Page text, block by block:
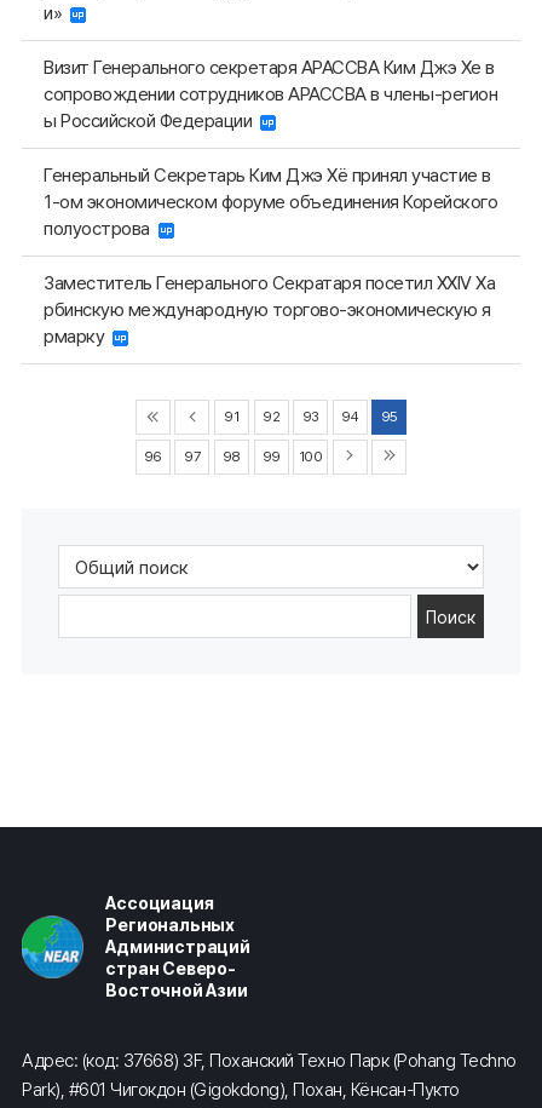
и»
Визит Генерального секретаря АРАССВА Ким Джэ Хе в
сопровождении сотрудников АРАССВА в члены-регион
ы Российской Федерации
Генеральный Секретарь Ким Джэ Хё принял участие в
1-ом экономическом форуме объединения Корейского
полуострова
Заместитель Генерального Секратаря посетил XXIV Ха
рбинскую международную торгово-экономическую я
рмарку
91 92 93 94 95
96 97 98 99 100
Поиск
Ассоциация
Региональных
Администраций
стран Северо-
Восточной Азии
Адрес: (код: 37668) 3F, Поханский Техно Парк (Pohang Techno
Park), #601 Чигокдон (Gigokdong), Похан, Кёнсан-Пукто